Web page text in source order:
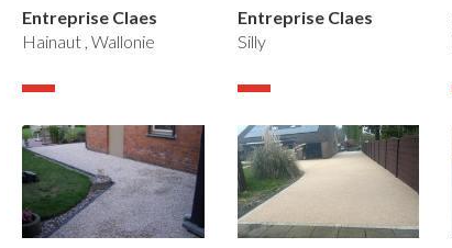
Entreprise Claes
Hainaut , Wallonie
Entreprise Claes
Silly